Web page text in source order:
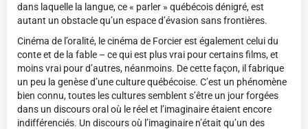
dans laquelle la langue, ce « parler » québécois dénigré, est
autant un obstacle qu’un espace d’évasion sans frontières.
Cinéma de l’oralité, le cinéma de Forcier est également celui du
conte et de la fable – ce qui est plus vrai pour certains films, et
moins vrai pour d’autres, néanmoins. De cette façon, il fabrique
un peu la genèse d’une culture québécoise. C’est un phénomène
bien connu, toutes les cultures semblent s’être un jour forgées
dans un discours oral où le réel et l’imaginaire étaient encore
indifférenciés. Un discours où l’imaginaire n’était qu’un des